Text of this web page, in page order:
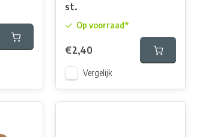
st.
Op voorraad*
€2,40
Vergelijk